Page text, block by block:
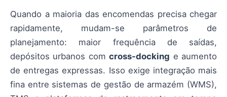
Quando a maioria das encomendas precisa chegar
rapidamente, mudam-se parâmetros de
planejamento: maior frequência de saídas,
depósitos urbanos comcross-docking e aumento
de entregas expressas. Isso exige integração mais
fina entre sistemas de gestão de armazém (WMS),